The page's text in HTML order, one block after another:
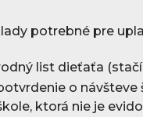
potrebné pre
list dieťaťa
o návšteve
ktorá nie je